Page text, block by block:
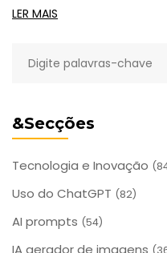
&Secções
Tecnologia e Inovação
Uso do ChatGPT (82)
AI prompts (54)
IA gerador de imagens
abrir novas possibilidades
qualidade sem pagar uma
LER MAIS